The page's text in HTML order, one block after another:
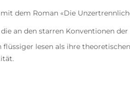
dem Roman «Die
an den starren Konventionen
flüssiger lesen als ihre